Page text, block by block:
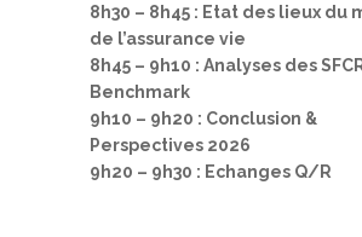
8h30 – 8h45 : Etat des lieux du
de l’assurance vie
8h45 – 9h10 : Analyses des
Benchmark
9h10 – 9h20 : Conclusion &
Perspectives 2026
9h20 – 9h30 : Echanges Q/R